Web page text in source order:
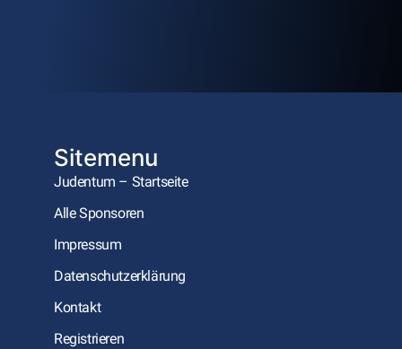
Sitemenu
Judentum – Startseite
Alle Sponsoren
Impressum
Datenschutzerklärung
Kontakt
Registrieren